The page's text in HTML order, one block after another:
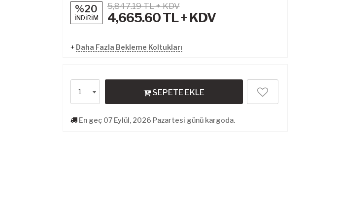
%20
İNDİRİM
5,847.19 TL + KDV
4,665.60TL + KDV
+ Daha Fazla Bekleme Koltukları
SEPETE EKLE
En geç 07 Eylül, 2026 Pazartesi günü kargoda.